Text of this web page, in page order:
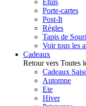
Etuis
Porte-cartes
Post-It
Règles
Tapis de
Voir tous les
Cadeaux
Retour vers Toutes
Cadeaux
Automne
Ete
Hiver